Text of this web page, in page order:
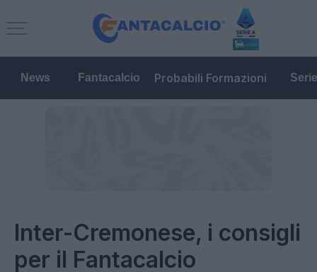
News Fantacalcio Probabili Formazioni
Inter-Cremonese, i consigli
per il Fantacalcio